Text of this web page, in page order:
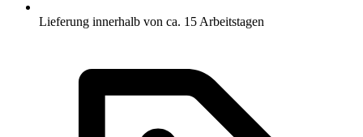
Lieferung innerhalb von ca. 15 Arbeitstagen